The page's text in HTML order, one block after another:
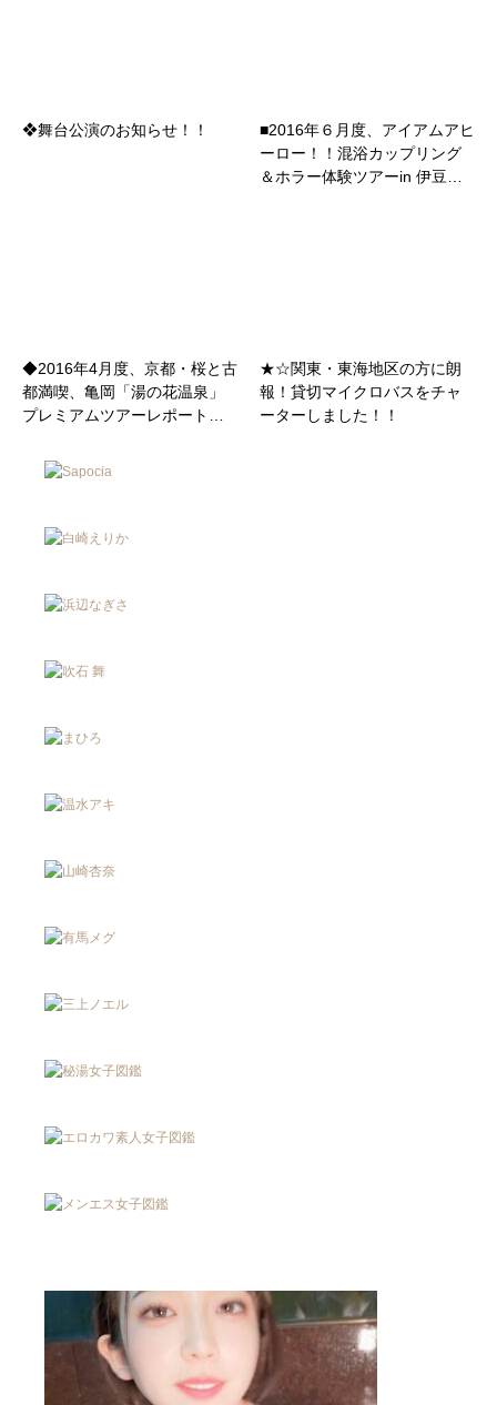
❖舞台公演のお知らせ！！
■2016年６月度、アイアムアヒ
ーロー！！混浴カップリング
＆ホラー体験ツアーin 伊豆…
◆2016年4月度、京都・桜と古
都満喫、亀岡「湯の花温泉」
プレミアムツアーレポート…
★☆関東・東海地区の方に朗
報！貸切マイクロバスをチャ
ーターしました！！